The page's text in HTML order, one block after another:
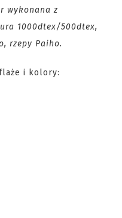
wykonana z
1000dtex/500dtex,
rzepy Paiho.
i kolory: